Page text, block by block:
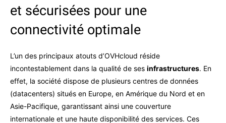
et sécurisées pour une
connectivité optimale
L’un des principaux atouts d’OVHcloud réside
incontestablement dans la qualité de ses infrastructures. En
effet, la société dispose de plusieurs centres de données
(datacenters) situés en Europe, en Amérique du Nord et en
Asie-Pacifique, garantissant ainsi une couverture
internationale et une haute disponibilité des services. Ces